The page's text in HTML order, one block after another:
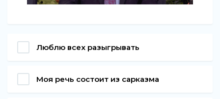
Люблю всех разыгрывать
Моя речь состоит из сарказма